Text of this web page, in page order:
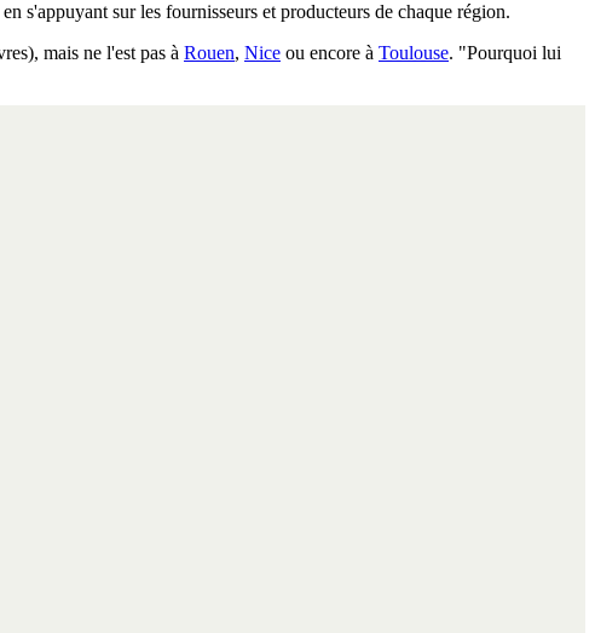
s'appuyant sur les fournisseurs et producteurs de chaque région.
mais ne l'est pas à Rouen, Nice ou encore à Toulouse. "Pourquoi lui